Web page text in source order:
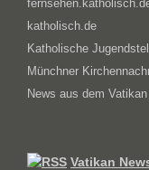
katholisch.de
Katholische
Münchner
News aus dem Vatikan
Vatikan